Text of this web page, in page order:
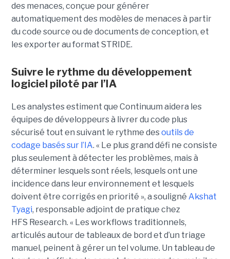
des menaces, conçue pour générer
automatiquement des modèles de menaces à partir
du code source ou de documents de conception, et
les exporter au format STRIDE.
Suivre le rythme du développement
logiciel piloté par l’IA
Les analystes estiment que Continuum aidera les
équipes de développeurs à livrer du code plus
sécurisé tout en suivant le rythme desoutils de
codage basés sur l’IA. « Le plus grand défi ne consiste
plus seulement à détecter les problèmes, mais à
déterminer lesquels sont réels, lesquels ont une
incidence dans leur environnement et lesquels
doivent être corrigés en priorité », a souligné Akshat
Tyagi, responsable adjoint de pratique chez
HFS Research. « Les workflows traditionnels,
articulés autour de tableaux de bord et d’un triage
manuel, peinent à gérer un tel volume. Un tableau de